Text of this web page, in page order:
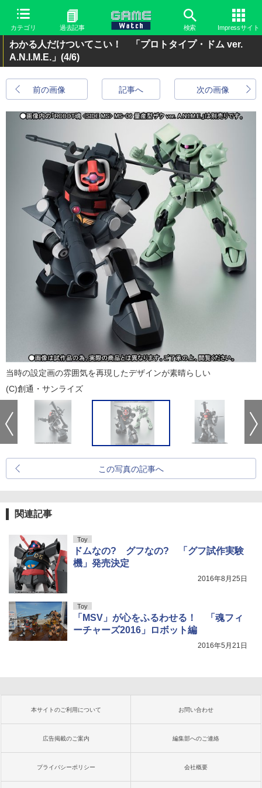
カテゴリ 過去記事 検索 Impressサイト
わかる人だけついてこい！ 「プロトタイプ・ドム ver.
A.N.I.M.E.」 (4/6)
前の画像 次の画像
記事へ
当時の設定画の雰囲気を再現したデザインが素晴らしい
(C)創通・サンライズ
この写真の記事へ
関連記事
Toy
ドムなの? グフなの? 「グフ試作実験
機」発売決定
2016年8月25日
Toy
「MSV」が心をふるわせる！ 「魂フィ
ーチャーズ2016」ロボット編
2016年5月21日
本サイトのご利用について お問い合わせ
広告掲載のご案内 編集部へのご連絡
プライバシーポリシー 会社概要